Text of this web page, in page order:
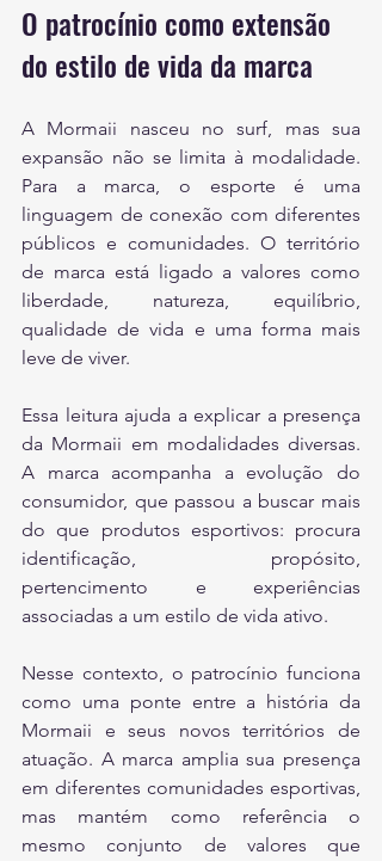
O patrocínio como extensão
do estilo de vida da marca
A Mormaii nasceu no surf, mas sua
expansão não se limita à modalidade.
Para a marca, o esporte é uma
linguagem de conexão com diferentes
públicos e comunidades. O território
de marca está ligado a valores como
liberdade, natureza, equilíbrio,
qualidade de vida e uma forma mais
leve de viver.
Essa leitura ajuda a explicar a presença
da Mormaii em modalidades diversas.
A marca acompanha a evolução do
consumidor, que passou a buscar mais
do que produtos esportivos: procura
identificação, propósito,
pertencimento e experiências
associadas a um estilo de vida ativo.
Nesse contexto, o patrocínio funciona
como uma ponte entre a história da
Mormaii e seus novos territórios de
atuação. A marca amplia sua presença
em diferentes comunidades esportivas,
mas mantém como referência o
mesmo conjunto de valores que